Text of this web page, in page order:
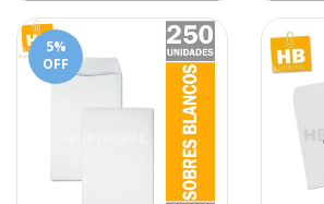
5%
OFF